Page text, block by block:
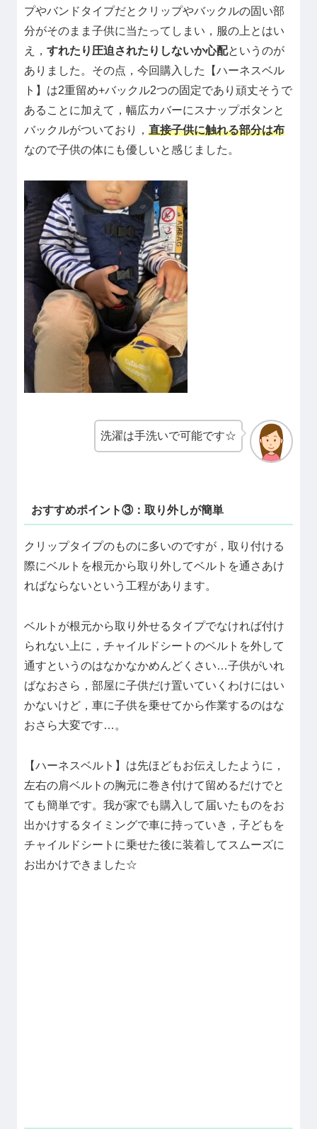
プやバンドタイプだとクリップやバックルの固い部
分がそのまま子供に当たってしまい，服の上とはい
え， すれたり圧迫されたりしないか心配というのが
ありました。その点，今回購入した【ハーネスベル
ト】は2重留め+バックル2つの固定であり頑丈そうで
あることに加えて，幅広カバーにスナップボタンと
バックルがついており， 直接子供に触れる部分は布
なので子供の体にも優しいと感じました。
洗濯は手洗いで可能です☆
おすすめポイント③：取り外しが簡単
クリップタイプのものに多いのですが，取り付ける
際にベルトを根元から取り外してベルトを通さあけ
ればならないという工程があります。
ベルトが根元から取り外せるタイプでなければ付け
られない上に，チャイルドシートのベルトを外して
通すというのはなかなかめんどくさい…子供がいれ
ばなおさら，部屋に子供だけ置いていくわけにはい
かないけど，車に子供を乗せてから作業するのはな
おさら大変です…。
【ハーネスベルト】は先ほどもお伝えしたように，
左右の肩ベルトの胸元に巻き付けて留めるだけでと
ても簡単です。我が家でも購入して届いたものをお
出かけするタイミングで車に持っていき，子どもを
チャイルドシートに乗せた後に装着してスムーズに
お出かけできました☆